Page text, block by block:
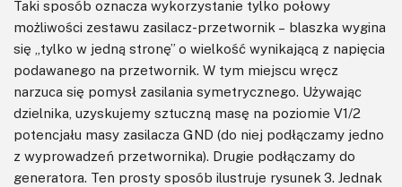
Taki sposób oznacza wykorzystanie tylko połowy
możliwości zestawu zasilacz-przetwornik – blaszka wygina
się „tylko w jedną stronę” o wielkość wynikającą z napięcia
podawanego na przetwornik. W tym miejscu wręcz
narzuca się pomysł zasilania symetrycznego. Używając
dzielnika, uzyskujemy sztuczną masę na poziomie V1/2
potencjału masy zasilacza GND (do niej podłączamy jedno
z wyprowadzeń przetwornika). Drugie podłączamy do
generatora. Ten prosty sposób ilustruje rysunek 3. Jednak